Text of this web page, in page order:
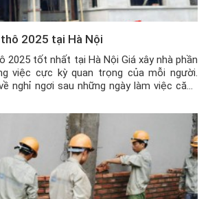
2025 tại Hà Nội
2025 tốt nhất tại Hà Nội Giá xây nhà phần
việc cực kỳ quan trọng của mỗi người.
nghỉ ngơi sau những ngày làm việc căng